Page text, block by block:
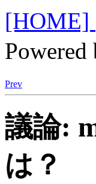
[HOME]
Powered
Prev
議論:
は？